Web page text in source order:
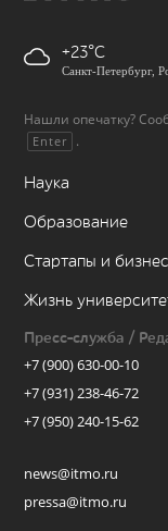
+23
Санкт-Петербург,
Нашли опечатку?
Enter .
Наука
Образование
Стартапы и бизнес
Жизнь
Пресс-служба /
+7 (900) 630-00-10
+7 (931) 238-46-72
+7 (950) 240-15-62
news@itmo.ru
pressa@itmo.ru